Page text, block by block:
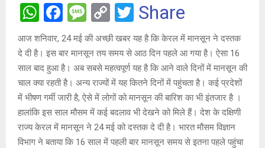
W
h
at
s
A
p
p
F
a
ce
b
o
o
k
M
es
s
a
g
e
C
o
py
Li
n
k
T
wi
tt
er
Share
आज शनिवार, 24 मई की अच्छी खबर यह है कि केरल में मानसून ने दस्तक
दे दी है। इस बार मानसून तय समय से आठ दिन पहले आ गया है। ऐसा 16
साल बाद हुआ है। अब सबसे महत्वपूर्ण यह है कि आने वाले दिनों में मानसून की
चाल क्या रहती है। अन्य राज्यों में यह कितने दिनों में पहुंचता है। कई प्रदेशों
में भीषण गर्मी जारी है, ऐसे में लोगों को मानसून की बारिश का भी इंतजार है ।
हालांकि इस साल मौसम में कई बदलाव भी देखने को मिले हैं। देश के दक्षिणी
राज्य केरल में मानसून ने 24 मई को दस्तक दे दी है। भारत मौसम विज्ञान
विभाग ने बताया कि 16 साल में पहली बार मानसून समय से इतना पहले पहुंचा